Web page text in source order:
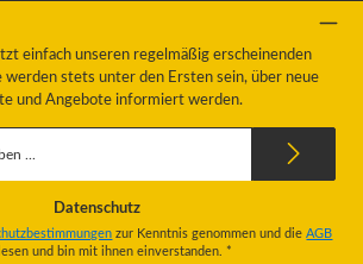
einfach unseren regelmäßig erscheinenden
werden stets unter den Ersten sein, über neue
und Angebote informiert werden.
Datenschutz
zur Kenntnis genommen und dieAGB
und bin mit ihnen einverstanden. *